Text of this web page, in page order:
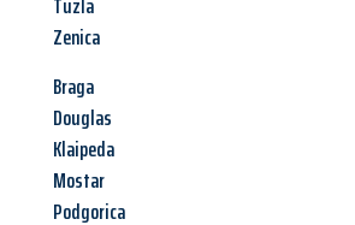
Zenica
Braga
Douglas
Klaipeda
Mostar
Podgorica